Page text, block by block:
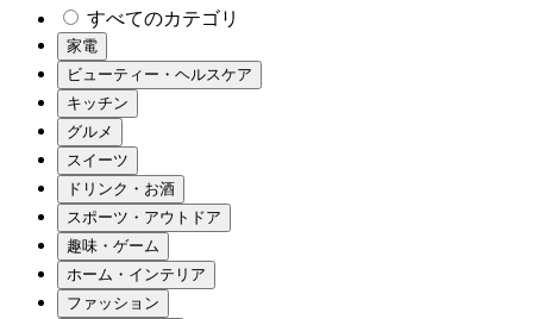
すべてのカテゴリ
家電
ビューティー・ヘルスケア
キッチン
グルメ
スイーツ
ドリンク・お酒
スポーツ・アウトドア
趣味・ゲーム
ホーム・インテリア
ファッション